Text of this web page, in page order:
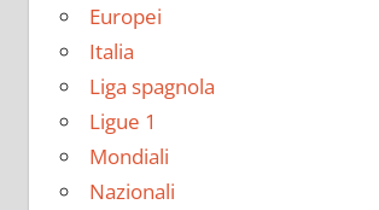
Europei
Italia
Liga spagnola
Ligue 1
Mondiali
Nazionali